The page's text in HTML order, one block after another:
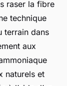
raser la fibre
technique
terrain dans
aux
naturels et